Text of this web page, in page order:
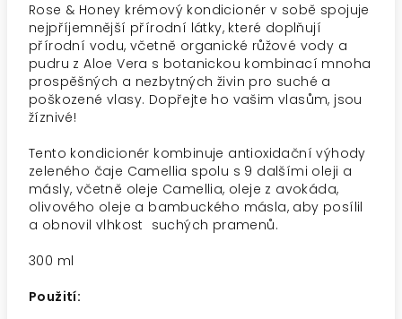
Rose & Honey krémový kondicionér v sobě spojuje
nejpříjemnější přírodní látky, které doplňují
přírodní vodu, včetně organické růžové vody a
pudru z Aloe Vera s botanickou kombinací mnoha
prospěšných a nezbytných živin pro suché a
poškozené vlasy. Dopřejte ho vašim vlasům, jsou
žíznivé!
Tento kondicionér kombinuje antioxidační výhody
zeleného čaje Camellia spolu s 9 dalšími oleji a
másly, včetně oleje Camellia, oleje z avokáda,
olivového oleje a bambuckého másla, aby posílil
a obnovil vlhkost suchých pramenů.
300 ml
Použití: